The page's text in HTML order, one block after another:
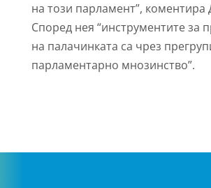
на този парламент”, коментира
Според нея “инструментите за
на палачинката са чрез
парламентарно мнозинство”.